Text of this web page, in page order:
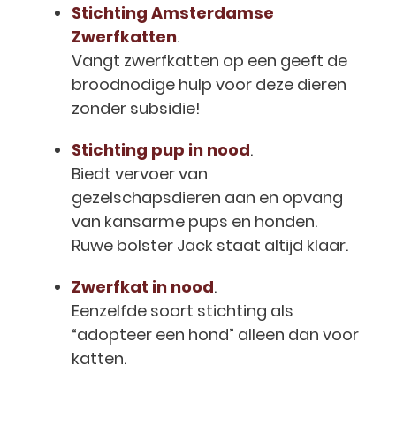
Stichting Amsterdamse
Zwerfkatten.
Vangt zwerfkatten op een geeft de
broodnodige hulp voor deze dieren
zonder subsidie!
Stichting pup in nood.
Biedt vervoer van
gezelschapsdieren aan en opvang
van kansarme pups en honden.
Ruwe bolster Jack staat altijd klaar.
Zwerfkat in nood.
Eenzelfde soort stichting als
“adopteer een hond” alleen dan voor
katten.